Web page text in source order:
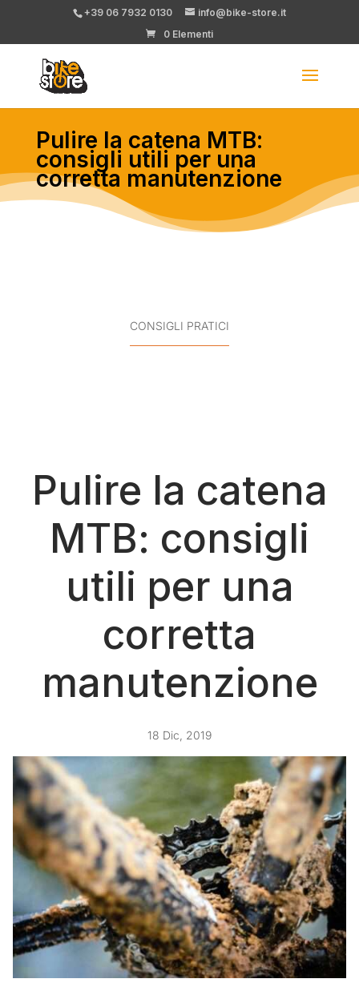
+39 06 7932 0130
info@bike-store.it
0 Elementi
Pulire la catena MTB:
consigli utili per una
corretta manutenzione
CONSIGLI PRATICI
Pulire la catena
MTB: consigli
utili per una
corretta
manutenzione
18 Dic, 2019